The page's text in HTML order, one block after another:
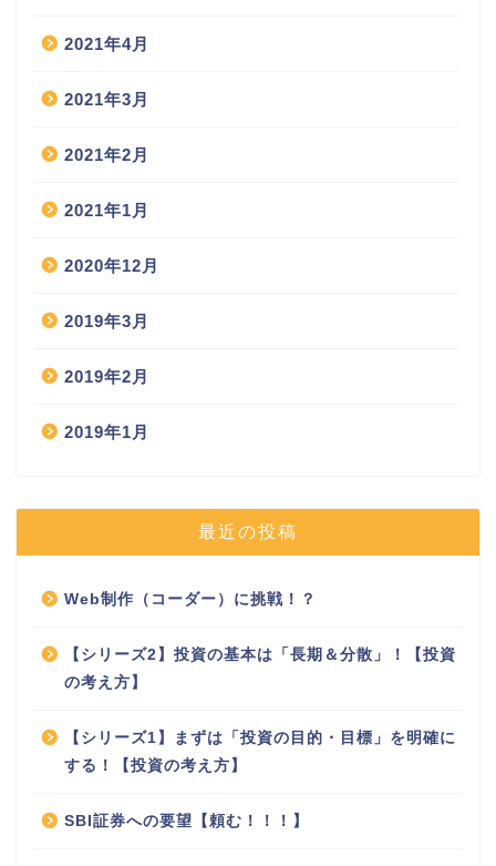
2021年4月
2021年3月
2021年2月
2021年1月
2020年12月
2019年3月
2019年2月
2019年1月
最近の投稿
Web制作（コーダー）に挑戦！？
【シリーズ2】投資の基本は「長期＆分散」！【投資
の考え方】
【シリーズ1】まずは「投資の目的・目標」を明確に
する！【投資の考え方】
SBI証券への要望【頼む！！！】